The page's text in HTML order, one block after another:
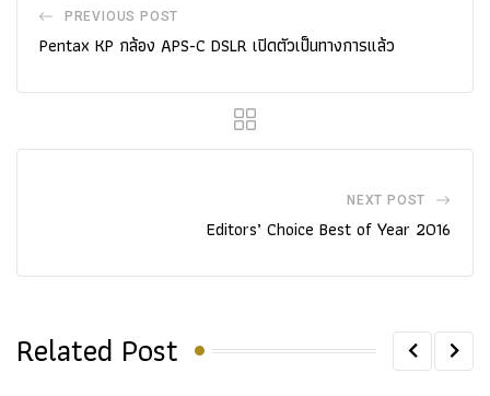
PREVIOUS POST
Pentax KP กล้อง APS-C DSLR เปิดตัวเป็นทางการแล้ว
NEXT POST
Editors’ Choice Best of Year 2016
Related Post